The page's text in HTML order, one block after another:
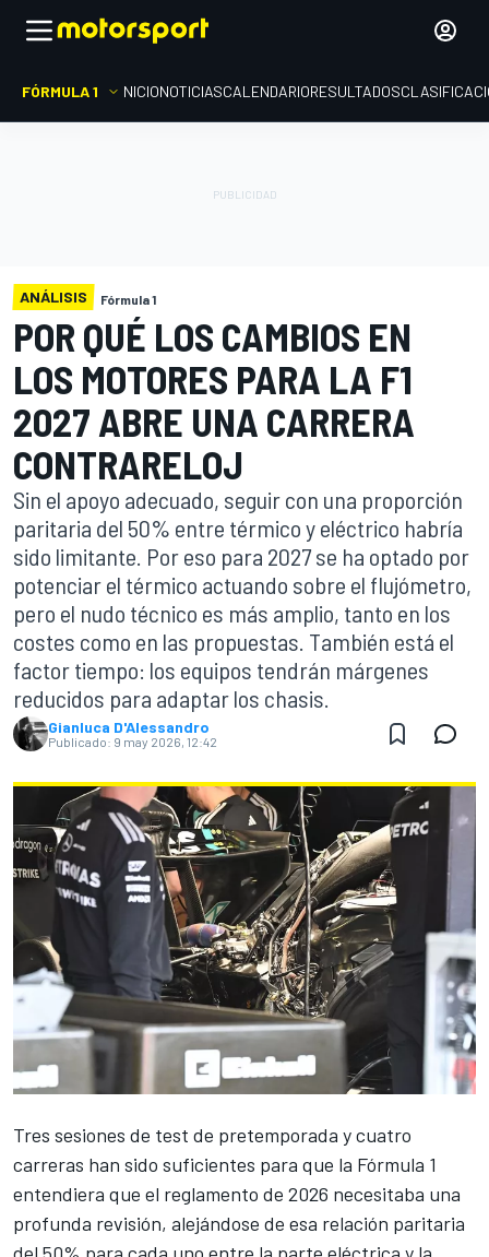
FÓRMULA 1 INICIONOTICIASCALENDARIORESULTADOS
ANÁLISIS Fórmula 1
POR QUÉ LOS CAMBIOS EN
LOS MOTORES PARA LA F1
2027 ABRE UNA CARRERA
CONTRARELOJ
Sin el apoyo adecuado, seguir con una proporción
paritaria del 50% entre térmico y eléctrico habría
sido limitante. Por eso para 2027 se ha optado por
potenciar el térmico actuando sobre el flujómetro,
pero el nudo técnico es más amplio, tanto en los
costes como en las propuestas. También está el
factor tiempo: los equipos tendrán márgenes
reducidos para adaptar los chasis.
Gianluca D'Alessandro
Publicado: 9 may 2026, 12:42
Tres sesiones de test de pretemporada y cuatro
carreras han sido suficientes para que la Fórmula 1
entendiera que el reglamento de 2026 necesitaba una
profunda revisión, alejándose de esa relación paritaria